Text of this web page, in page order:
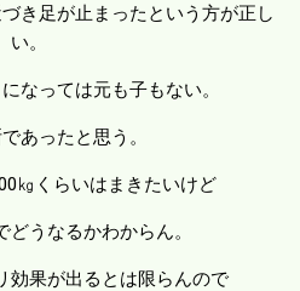
き足が止まったという方が正し
い。
なっては元も子もない。
あったと思う。
㎏くらいはまきたいけど
どうなるかわからん。
効果が出るとは限らんので